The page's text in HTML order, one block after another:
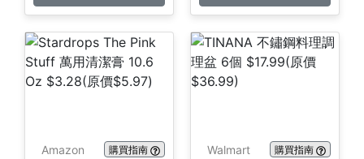
Amazon 購買指南 Walmart 購買指南